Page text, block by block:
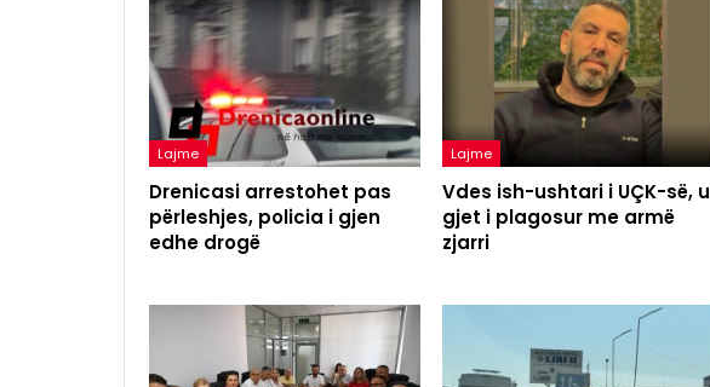
Lajme
Drenicasi arrestohet pas
përleshjes, policia i gjen
edhe drogë
Lajme
Vdes ish-ushtari i UÇK-së, u
gjet i plagosur me armë
zjarri